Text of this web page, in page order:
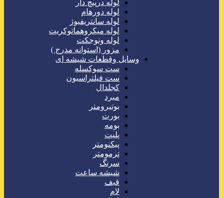
لوله درپیچ دار
لوله دورهام
لوله سانتریفیوژ
لوله میکروهماتوکریت
لوله ونوجکت
مزور (استوانه مدرج )
وسایل وقطعات شیشه ای
ست سوکسله
ست فیلتراسیون
کجلدال
مبرد
بوتیرومتر
بورت
بومه
پلیت
پیکنومتر
ترمومتر
سرنگ
شیشه ساعت
قیف
لام